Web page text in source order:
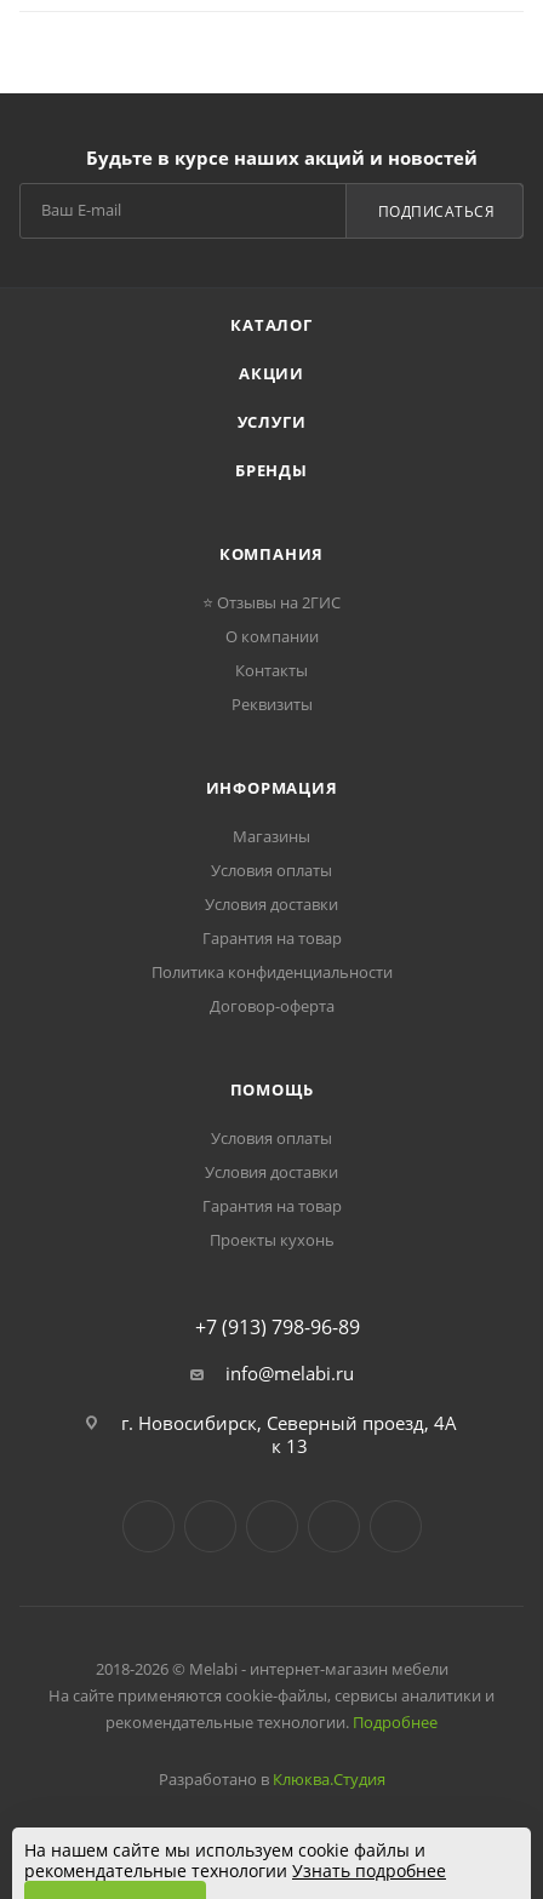
Будьте в курсе наших акций и новостей
ПОДПИСАТЬСЯ
КАТАЛОГ
АКЦИИ
УСЛУГИ
БРЕНДЫ
КОМПАНИЯ
⭐ Отзывы на 2ГИС
О компании
Контакты
Реквизиты
ИНФОРМАЦИЯ
Магазины
Условия оплаты
Условия доставки
Гарантия на товар
Политика конфиденциальности
Договор-оферта
ПОМОЩЬ
Условия оплаты
Условия доставки
Гарантия на товар
Проекты кухонь
+7 (913) 798-96-89
info@melabi.ru
г. Новосибирск, Северный проезд, 4А
к 13
2018-2026 © Melabi - интернет-магазин мебели
На сайте применяются cookie-файлы, сервисы аналитики и
рекомендательные технологии. Подробнее
Разработано в Клюква.Студия
На нашем сайте мы используем cookie файлы и
рекомендательные технологии Узнать подробнее